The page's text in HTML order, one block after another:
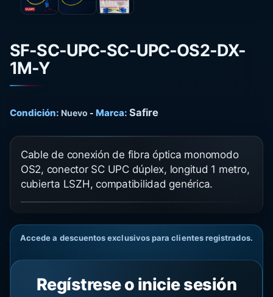
SF-SC-UPC-SC-UPC-OS2-DX-
1M-Y
Condición: Nuevo - Marca: Safire
Cable de conexión de fibra óptica monomodo
OS2, conector SC UPC dúplex, longitud 1 metro,
cubierta LSZH, compatibilidad genérica.
Accede a descuentos exclusivos para clientes registrados.
Regístrese o inicie sesión